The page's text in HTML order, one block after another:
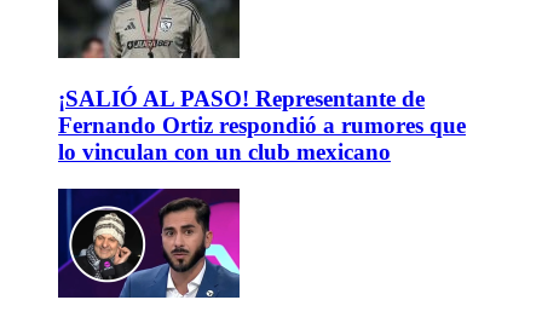
¡SALIÓ AL PASO! Representante de
Fernando Ortiz respondió a rumores que
lo vinculan con un club mexicano